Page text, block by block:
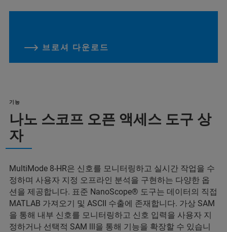
브로셔 다운로드
기능
나노 스코프 오픈 액세스 도구 상
자
MultiMode 8-HR은 신호를 모니터링하고 실시간 작업을 수
정하며 사용자 지정 오프라인 분석을 구현하는 다양한 옵
션을 제공합니다. 표준 NanoScope® 도구는 데이터의 직접
MATLAB 가져오기 및 ASCII 수출에 존재합니다. 가상 SAM
을 통해 내부 신호를 모니터링하고 신호 입력을 사용자 지
정하거나 선택적 SAM lll을 통해 기능을 확장할 수 있습니